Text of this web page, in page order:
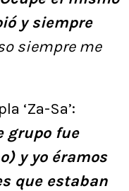
y siempre
siempre me
‘Za-Sa’:
grupo fue
y yo éramos
que estaban